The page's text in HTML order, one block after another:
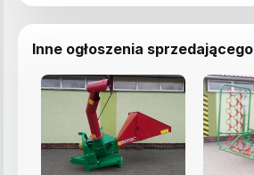
Inne ogłoszenia sprzedającego